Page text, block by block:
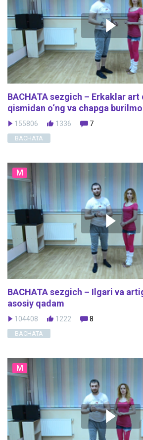
BACHATA sezgich – Erkaklar
qismidan o‘ng va chapga
155806 1336 7
BACHATA
M
BACHATA sezgich – Ilgari va
asosiy qadam
104408 1222 8
BACHATA
M